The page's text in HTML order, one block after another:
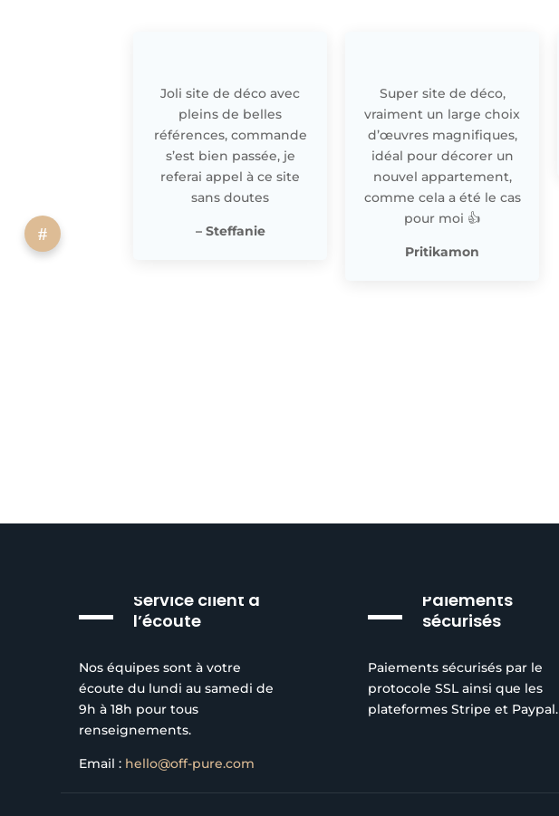
Joli site de déco avec
pleins de belles
références, commande
s’est bien passée, je
referai appel à ce site
sans doutes
– Steffanie
Super site de déco,
vraiment un large choix
d’œuvres magnifiques,
idéal pour décorer un
nouvel appartement,
comme cela a été le cas
pour moi 👍
Pritikamon
Service client à
l’écoute
Nos équipes sont à votre
écoute du lundi au samedi de
9h à 18h pour tous
renseignements.
Email : hello@off-pure.com
Paiements
sécurisés
Paiements sécurisés par le
protocole SSL ainsi que les
plateformes Stripe et Paypal.